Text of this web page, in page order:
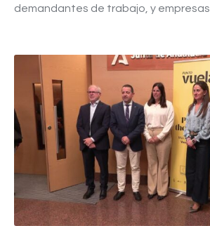
demandantes de trabajo, y empresas.